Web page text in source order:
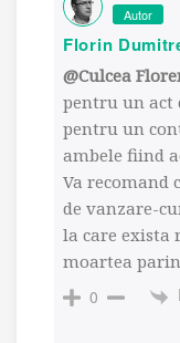
Autor
Florin
@Culcea
pentru un act
pentru un
ambele fiind
Va recomand
de vanzare-
la care exista
moartea
0